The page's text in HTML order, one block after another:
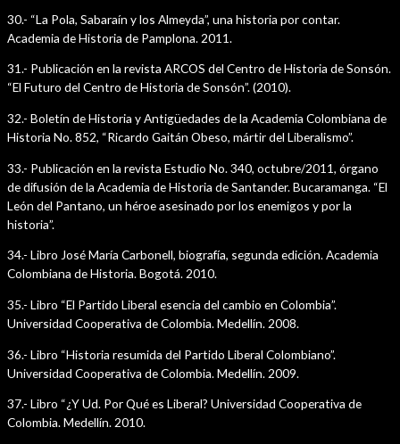
30.- “La Pola, Sabaraín y los Almeyda”, una historia por contar.
Academia de Historia de Pamplona. 2011.
31.- Publicación en la revista ARCOS del Centro de Historia de Sonsón.
“El Futuro del Centro de Historia de Sonsón”. (2010).
32.- Boletín de Historia y Antigüedades de la Academia Colombiana de
Historia No. 852, “Ricardo Gaitán Obeso, mártir del Liberalismo”.
33.- Publicación en la revista Estudio No. 340, octubre/2011, órgano
de difusión de la Academia de Historia de Santander. Bucaramanga. “El
León del Pantano, un héroe asesinado por los enemigos y por la
historia”.
34.- Libro José María Carbonell, biografía, segunda edición. Academia
Colombiana de Historia. Bogotá. 2010.
35.- Libro “El Partido Liberal esencia del cambio en Colombia”.
Universidad Cooperativa de Colombia. Medellín. 2008.
36.- Libro “Historia resumida del Partido Liberal Colombiano”.
Universidad Cooperativa de Colombia. Medellín. 2009.
37.- Libro “¿Y Ud. Por Qué es Liberal? Universidad Cooperativa de
Colombia. Medellín. 2010.